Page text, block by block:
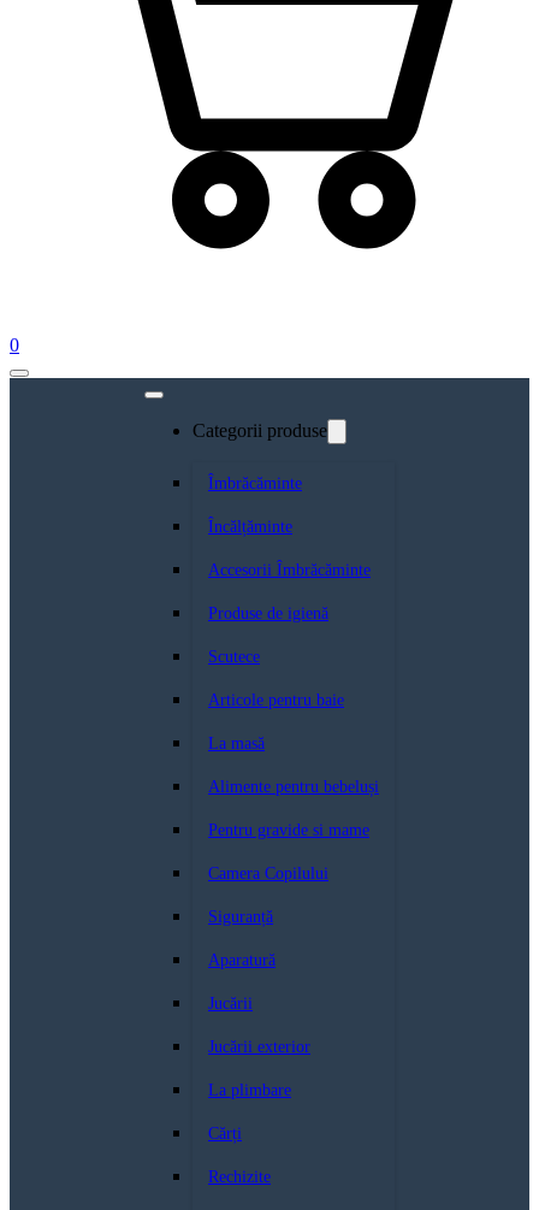
0
Categorii produse
Îmbrăcăminte
Încălțăminte
Accesorii Îmbrăcăminte
Produse de igienă
Scutece
Articole pentru baie
La masă
Alimente pentru bebeluși
Pentru gravide si mame
Camera Copilului
Siguranță
Aparatură
Jucării
Jucării exterior
La plimbare
Cărți
Rechizite